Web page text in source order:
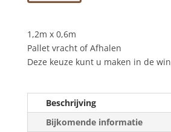
aantal
1,2m x 0,6m
Pallet vracht of Afhalen
Deze keuze kunt u maken in de
Beschrijving
Bijkomende informatie